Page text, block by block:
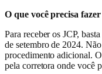
O que você precisa
Para receber os JCP,
de setembro de 2024.
procedimento adicional.
pela corretora onde você